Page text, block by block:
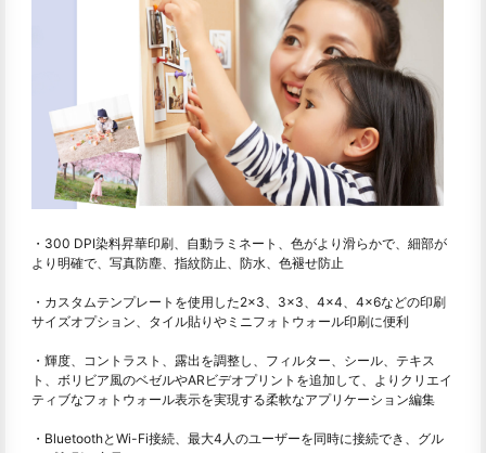
・300 DPI染料昇華印刷、自動ラミネート、色がより滑らかで、細部が
より明確で、写真防塵、指紋防止、防水、色褪せ防止
・カスタムテンプレートを使用した2×3、3×3、4×4、4×6などの印刷
サイズオプション、タイル貼りやミニフォトウォール印刷に便利
・輝度、コントラスト、露出を調整し、フィルター、シール、テキス
ト、ボリビア風のベゼルやARビデオプリントを追加して、よりクリエイ
ティブなフォトウォール表示を実現する柔軟なアプリケーション編集
・BluetoothとWi-Fi接続、最大4人のユーザーを同時に接続でき、グル